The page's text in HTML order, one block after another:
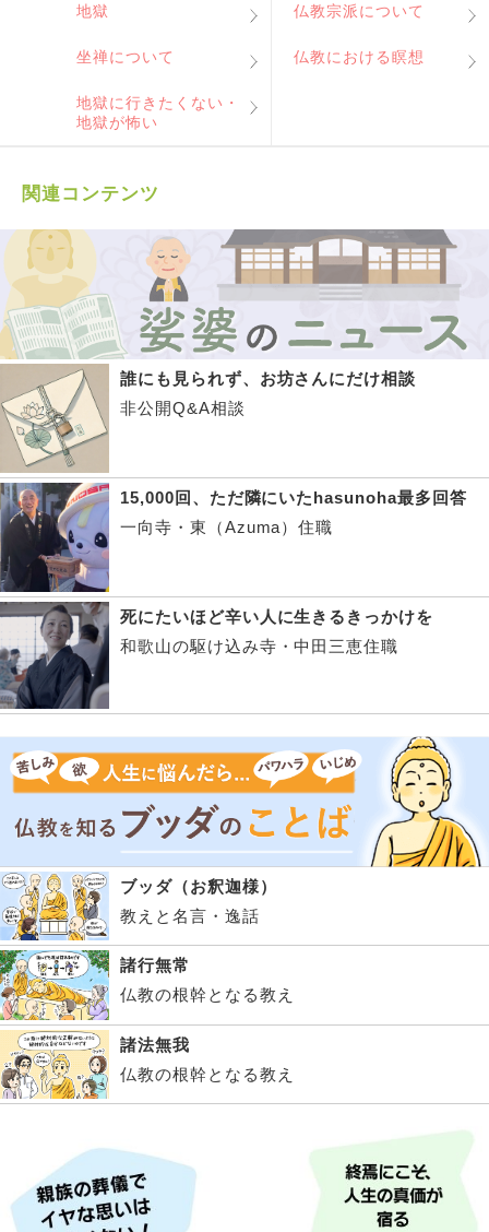
地獄 仏教宗派について
坐禅について 仏教における瞑想
地獄に行きたくない・
地獄が怖い
関連コンテンツ
誰にも見られず、お坊さんにだけ相談
非公開Q&A相談
15,000回、ただ隣にいたhasunoha最多回答
一向寺・東（Azuma）住職
死にたいほど辛い人に生きるきっかけを
和歌山の駆け込み寺・中田三恵住職
ブッダ（お釈迦様）
教えと名言・逸話
諸行無常
仏教の根幹となる教え
諸法無我
仏教の根幹となる教え